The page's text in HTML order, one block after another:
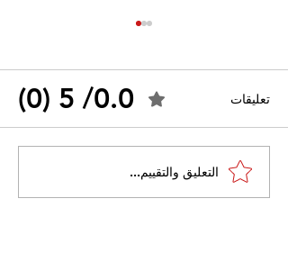
القضاء الإداري يقضي بحل
نقابة "كنابست"
تعليقات 0.0/ 5 (0)
التعليق والتقييم...